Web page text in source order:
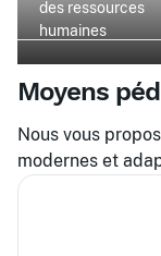
des ressources
humaines
Moyens
Nous vous
modernes et